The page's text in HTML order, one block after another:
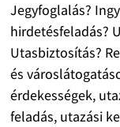
Jegyfoglalás?
hirdetésfeladás?
Utasbiztosítás?
és
érdekességek,
feladás, utazási